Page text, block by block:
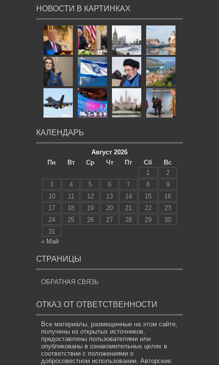
НОВОСТИ В КАРТИНКАХ
КАЛЕНДАРЬ
Август 2026
Пн
Вт Ср Чт Пт Сб
Вс
1
2
3
4 5 6 7 8
9
10
11 12 13 14 15
16
17
18 19 20 21 22
23
24
25 26 27 28 29
30
31
« Май
СТРАНИЦЫ
ОБРАТНАЯ СВЯЗЬ
ОТКАЗ ОТ ОТВЕТСТВЕННОСТИ
Все материалы, размещенные на этом сайте,
получены из открытых источников,
предоставлены пользователями или
опубликованы в ознакомительных целях в
соответствии с положениями о
добросовестном использовании. Авторские